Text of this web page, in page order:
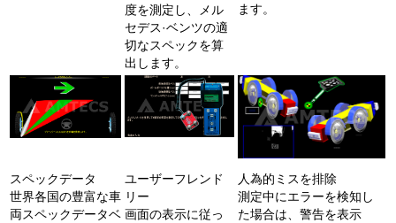
度を測定し、メル
セデス·ベンツの適
切なスペックを算
出します。
ます。
スペックデータ
世界各国の豊富な車
両スペックデータベ
ユーザーフレンド
リー
画面の表示に従っ
人為的ミスを排除
測定中にエラーを検知し
た場合は、警告を表示